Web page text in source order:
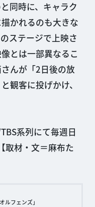
同時に、キャラク
かれるのも大きな
ステージで上映さ
とは一部異なるこ
んが「2日後の放
観客に投げかけ、
系列にて毎週日
取材・文＝麻布た
ルフェンズ」